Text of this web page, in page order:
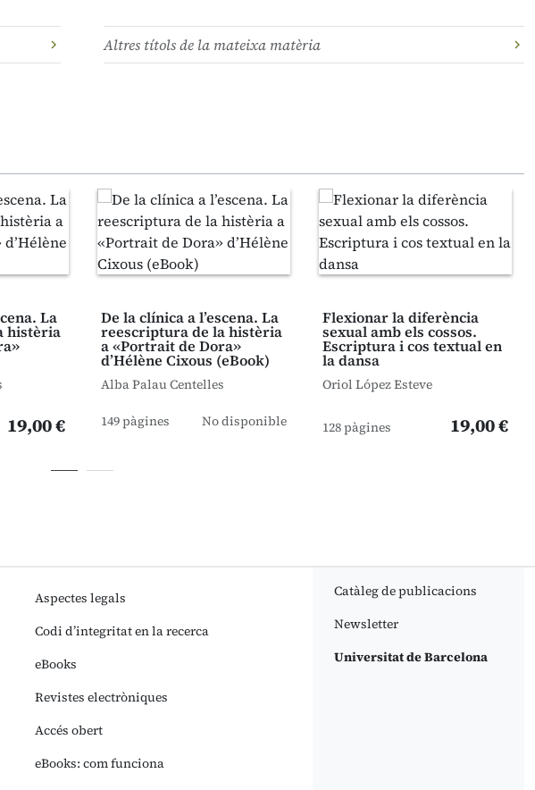
Altres títols de la mateixa matèria
La
histèria
19,00 €
De la clínica a l’escena. La
reescriptura de la histèria
a «Portrait de Dora»
d’Hélène Cixous (eBook)
Alba Palau Centelles
149 pàgines No disponible
Flexionar la diferència
sexual amb els cossos.
Escriptura i cos textual en
la dansa
Oriol López Esteve
128 pàgines 19,00 €
Aspectes legals
Codi d’integritat en la recerca
eBooks
Revistes electròniques
Accés obert
eBooks: com funciona
Catàleg de publicacions
Newsletter
Universitat de Barcelona